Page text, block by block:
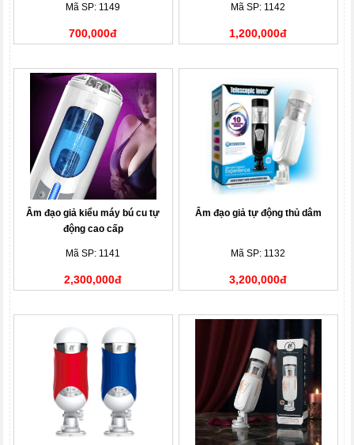
Mã SP: 1149
700,000đ
Mã SP: 1142
1,200,000đ
Âm đạo giả kiểu máy bú cu tự
động cao cấp
Mã SP: 1141
2,300,000đ
Âm đạo giả tự động thủ dâm
Mã SP: 1132
3,200,000đ